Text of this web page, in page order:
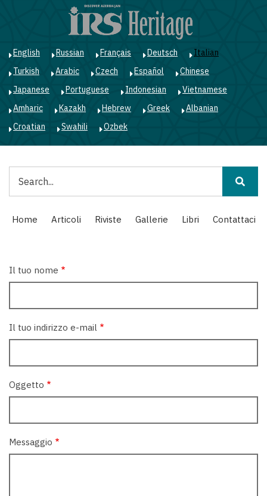
English Russian Français Deutsch
Italian
Turkish
Arabic Czech Español
Chinese
Japanese
Portuguese Indonesian
Vietnamese
Amharic
Kazakh Hebrew Greek
Albanian
Croatian
Swahili Ozbek
Main
navigation
Home Articoli Riviste Gallerie Libri Contattaci
Il tuo nome
Il tuo indirizzo e-mail
Oggetto
Messaggio